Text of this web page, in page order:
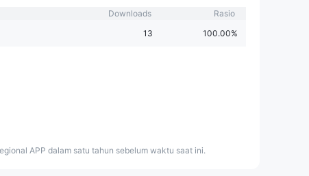
Downloads
Rasio
13 100.00%
APP dalam satu tahun sebelum waktu saat ini.